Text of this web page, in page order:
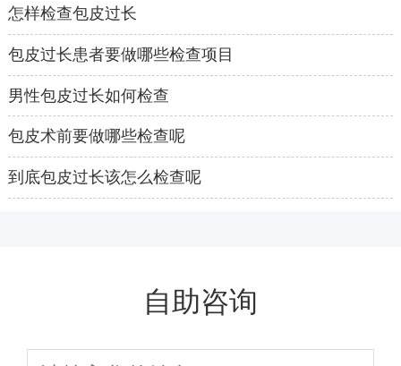
怎样检查包皮过长
包皮过长患者要做哪些检查项目
男性包皮过长如何检查
包皮术前要做哪些检查呢
到底包皮过长该怎么检查呢
自助咨询